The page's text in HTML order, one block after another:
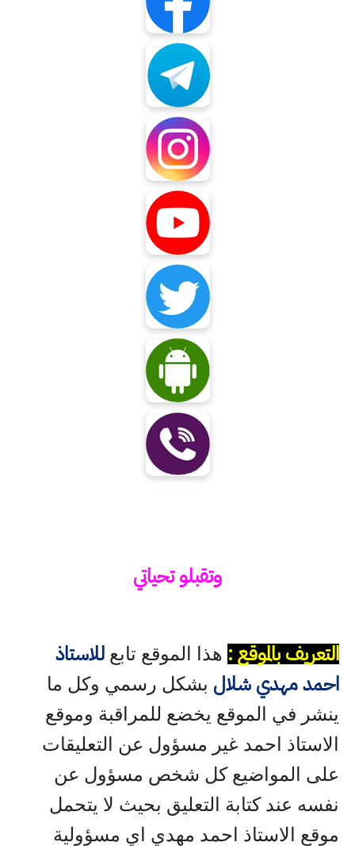
وتقبلو تحياتي
التعريف بالموقع : هذا الموقع تابع للاستاذ
احمد مهدي شلال بشكل رسمي وكل ما
ينشر في الموقع يخضع للمراقبة وموقع
الاستاذ احمد غير مسؤول عن التعليقات
على المواضيع كل شخص مسؤول عن
نفسه عند كتابة التعليق بحيث لا يتحمل
موقع الاستاذ احمد مهدي اي مسؤولية